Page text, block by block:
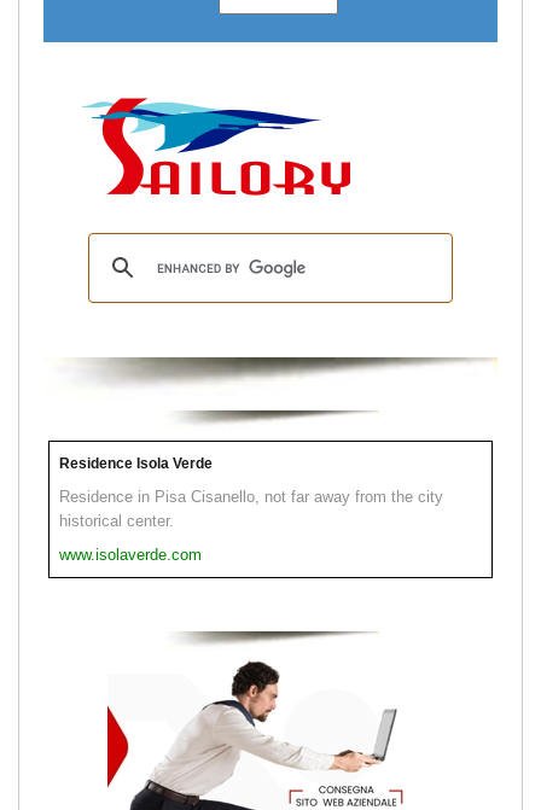
Residence Isola Verde
Residence in Pisa Cisanello, not far away from the city
historical center.
www.isolaverde.com